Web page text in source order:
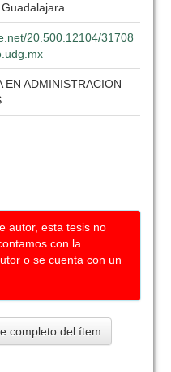
20.500.12104/31708
EN ADMINISTRACION
autor, esta tesis no
con la
o se cuenta con un
completo del ítem